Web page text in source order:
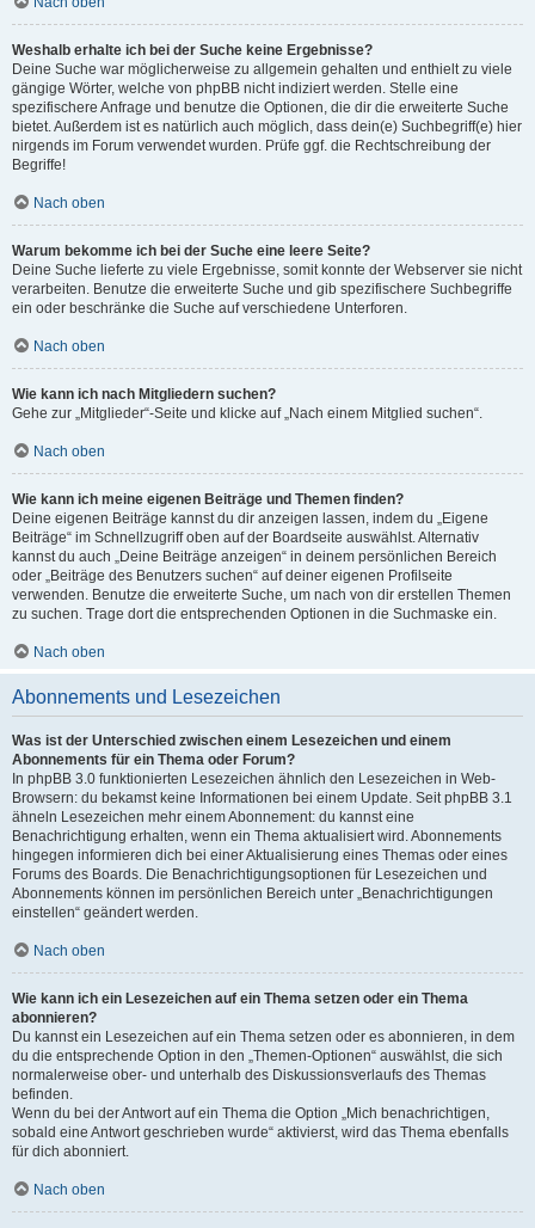
Weshalb erhalte ich bei der Suche keine Ergebnisse?
Deine Suche war möglicherweise zu allgemein gehalten und enthielt zu viele
gängige Wörter, welche von phpBB nicht indiziert werden. Stelle eine
spezifischere Anfrage und benutze die Optionen, die dir die erweiterte Suche
bietet. Außerdem ist es natürlich auch möglich, dass dein(e) Suchbegriff(e) hier
nirgends im Forum verwendet wurden. Prüfe ggf. die Rechtschreibung der
Begriffe!
Nach oben
Warum bekomme ich bei der Suche eine leere Seite?
Deine Suche lieferte zu viele Ergebnisse, somit konnte der Webserver sie nicht
verarbeiten. Benutze die erweiterte Suche und gib spezifischere Suchbegriffe
ein oder beschränke die Suche auf verschiedene Unterforen.
Nach oben
Wie kann ich nach Mitgliedern suchen?
Gehe zur „Mitglieder“-Seite und klicke auf „Nach einem Mitglied suchen“.
Nach oben
Wie kann ich meine eigenen Beiträge und Themen finden?
Deine eigenen Beiträge kannst du dir anzeigen lassen, indem du „Eigene
Beiträge“ im Schnellzugriff oben auf der Boardseite auswählst. Alternativ
kannst du auch „Deine Beiträge anzeigen“ in deinem persönlichen Bereich
oder „Beiträge des Benutzers suchen“ auf deiner eigenen Profilseite
verwenden. Benutze die erweiterte Suche, um nach von dir erstellen Themen
zu suchen. Trage dort die entsprechenden Optionen in die Suchmaske ein.
Nach oben
Abonnements und Lesezeichen
Was ist der Unterschied zwischen einem Lesezeichen und einem
Abonnements für ein Thema oder Forum?
In phpBB 3.0 funktionierten Lesezeichen ähnlich den Lesezeichen in Web-
Browsern: du bekamst keine Informationen bei einem Update. Seit phpBB 3.1
ähneln Lesezeichen mehr einem Abonnement: du kannst eine
Benachrichtigung erhalten, wenn ein Thema aktualisiert wird. Abonnements
hingegen informieren dich bei einer Aktualisierung eines Themas oder eines
Forums des Boards. Die Benachrichtigungsoptionen für Lesezeichen und
Abonnements können im persönlichen Bereich unter „Benachrichtigungen
einstellen“ geändert werden.
Nach oben
Wie kann ich ein Lesezeichen auf ein Thema setzen oder ein Thema
abonnieren?
Du kannst ein Lesezeichen auf ein Thema setzen oder es abonnieren, in dem
du die entsprechende Option in den „Themen-Optionen“ auswählst, die sich
normalerweise ober- und unterhalb des Diskussionsverlaufs des Themas
befinden.
Wenn du bei der Antwort auf ein Thema die Option „Mich benachrichtigen,
sobald eine Antwort geschrieben wurde“ aktivierst, wird das Thema ebenfalls
für dich abonniert.
Nach oben